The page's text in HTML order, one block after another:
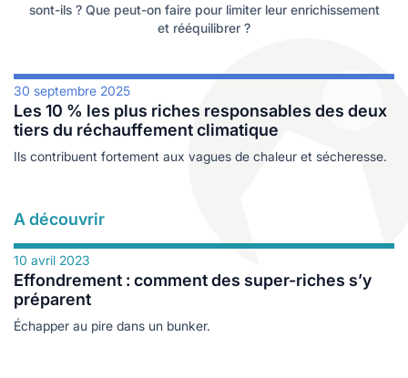
de recyclage
douce
sont-ils ? Que peut-on faire pour limiter leur enrichissement
et rééquilibrer ?
30 septembre 2025
Les 10 % les plus riches responsables des deux
tiers du réchauffement climatique
Ils contribuent fortement aux vagues de chaleur et sécheresse.
A découvrir
10 avril 2023
Effondrement : comment des super-riches s’y
préparent
Échapper au pire dans un bunker.